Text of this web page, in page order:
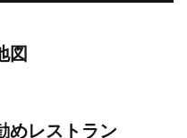
図
レストラン